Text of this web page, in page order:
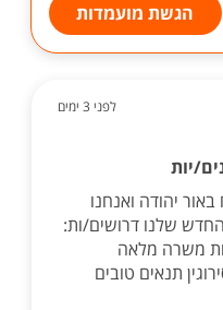
הגשת מועמדות
לפני 3 ימים
יות
יהודה ואנחנו
שלנו דרושים/ות:
משרה מלאה
תנאים טובים